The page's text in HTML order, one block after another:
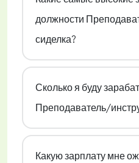
должности
сиделка?
Сколько я буду
Преподаватель/
Какую зарплату мне